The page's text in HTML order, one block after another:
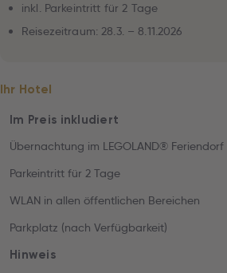
inkl. Parkeintritt für 2 Tage
Reisezeitraum: 28.3. – 8.11.2026
Ihr Hotel
Im Preis inkludiert
Übernachtung im LEGOLAND®
Parkeintritt für 2 Tage
WLAN in allen öffentlichen Bereichen
Parkplatz (nach Verfügbarkeit)
Hinweis